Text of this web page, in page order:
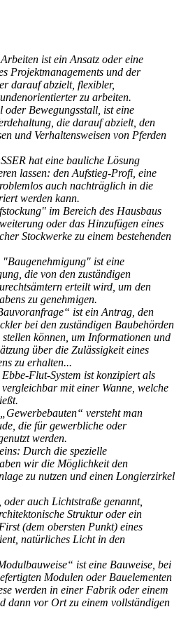
ist ein Ansatz oder eine
Projektmanagements und der
darauf abzielt, flexibler,
zu arbeiten.
oder Bewegungsstall, ist eine
die darauf abzielt, den
und Verhaltensweisen von Pferden
hat eine bauliche Lösung
lassen: den Aufstieg-Profi, eine
auch nachträglich in die
werden kann.
im Bereich des Hausbaus
oder das Hinzufügen eines
Stockwerke zu einem bestehenden
"Baugenehmigung" ist eine
die von den zuständigen
erteilt wird, um den
zu genehmigen.
ist ein Antrag, den
bei den zuständigen Baubehörden
können, um Informationen und
über die Zulässigkeit eines
zu erhalten...
Ebbe-Flut-System ist konzipiert als
vergleichbar mit einer Wanne, welche
versteht man
die für gewerbliche oder
werden.
Durch die spezielle
wir die Möglichkeit den
zu nutzen und einen Longierzirkel
auch Lichtstraße genannt,
Struktur oder ein
(dem obersten Punkt) eines
natürliches Licht in den
ist eine Bauweise, bei
Modulen oder Bauelementen
werden in einer Fabrik oder einem
dann vor Ort zu einem vollständigen